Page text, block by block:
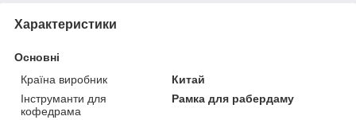
Характеристики
Основні
Країна виробник
Китай
Інструманти для
кофедрама
Рамка для рабердаму